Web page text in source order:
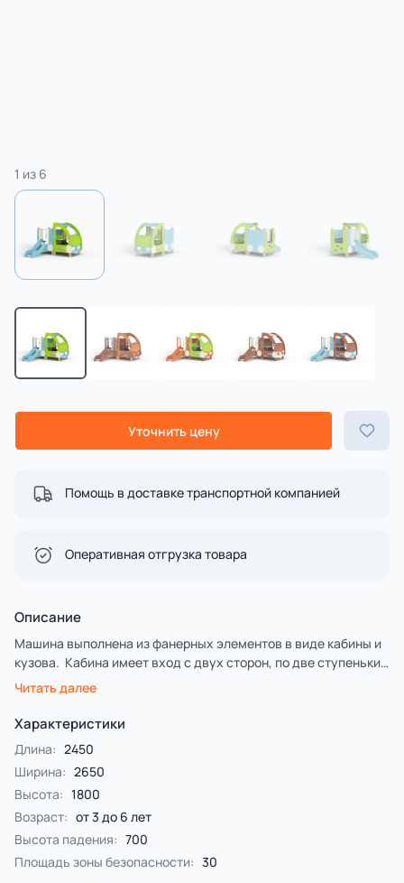
1 из 6
Уточнить цену
Помощь в доставке транспортной компанией
Оперативная отгрузка товара
Описание
Машина выполнена из фанерных элементов в виде кабины и
кузова. Кабина имеет вход с двух сторон, по две ступеньки
и по две ручки с каждой стороны, вращающийся руль и
альпинистской стенки и горкой. На бортах кузова
инструментов.
Читать далее
Характеристики
Длина: 2450
Ширина: 2650
Высота: 1800
Возраст: от 3 до 6 лет
Высота падения: 700
Площадь зоны безопасности: 30